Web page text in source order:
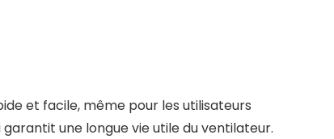
et facile, même pour les utilisateurs
une longue vie utile du ventilateur.